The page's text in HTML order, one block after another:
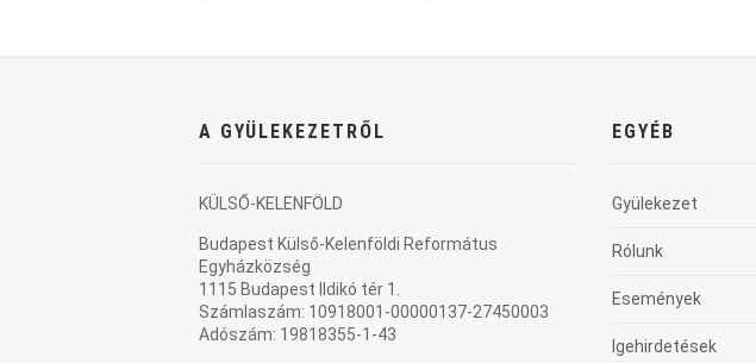
A GYÜLEKEZETRŐL
KÜLSŐ-KELENFÖLD
Budapest Külső-Kelenföldi Református
Egyházközség
1115 Budapest Ildikó tér 1.
Számlaszám: 10918001-00000137-27450003
Adószám: 19818355-1-43
EGYÉB
Gyülekezet
Rólunk
Események
Igehirdetések